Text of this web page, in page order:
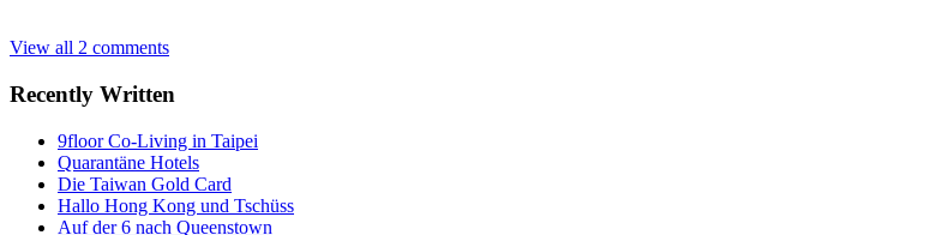
View all 2 comments
Recently Written
9floor Co-Living in Taipei
Quarantäne Hotels
Die Taiwan Gold Card
Hallo Hong Kong und Tschüss
Auf der 6 nach Queenstown